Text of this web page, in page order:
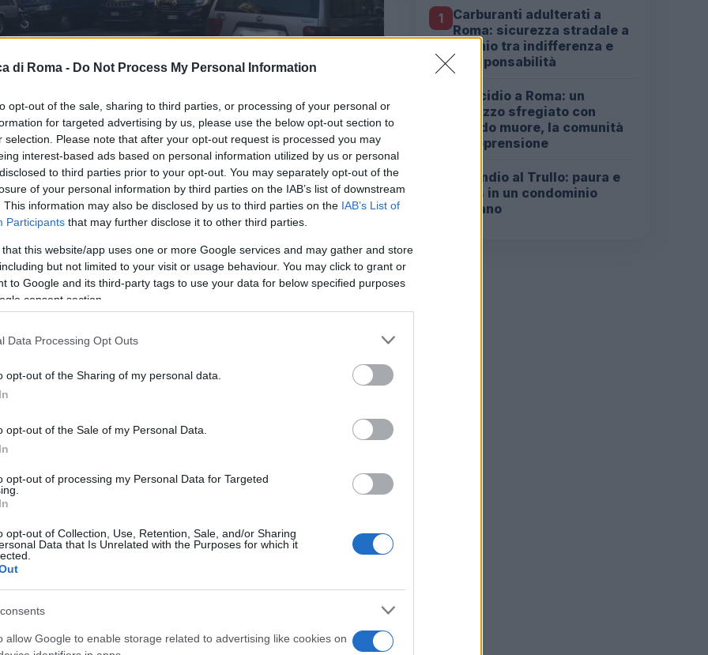
di Roma - Do Not Process My Personal Information
opt-out of the sale, sharing to third parties, or processing of your personal or
for targeted advertising by us, please use the below opt-out section to
selection. Please note that after your opt-out request is processed you may
interest-based ads based on personal information utilized by us or personal
to third parties prior to your opt-out. You may separately opt-out of the
of your personal information by third parties on the IAB’s list of downstream
This information may also be disclosed by us to third parties on the IAB’s List of
Participants that may further disclose it to other third parties.
that this website/app uses one or more Google services and may gather and store
but not limited to your visit or usage behaviour. You may click to grant or
to Google and its third-party tags to use your data for below specified purposes
consent section.
Data Processing Opt Outs
opt-out of the Sharing of my personal data.
opt-out of the Sale of my Personal Data.
opt-out of processing my Personal Data for Targeted
opt-out of Collection, Use, Retention, Sale, and/or Sharing
Data that Is Unrelated with the Purposes for which it
allow Google to enable storage related to advertising like cookies on
contro chi
I problemi derivanti
sono sotto gli
ha già mandato 10
in doppia fila
in doppia o tripla fila. La sosta selvaggia imperversa
circolazione stradale. Una vera e propria
Clodio per il reato di interruzione di pubblico servizio. Il
1
Carburanti adulterati a
Roma: sicurezza stradale a
rischio tra indifferenza e
irresponsabilità
Omicidio a Roma: un
ragazzo sfregiato con
l’acido muore, la comunità
in apprensione
Incendio al Trullo: paura e
caos in un condominio
romano